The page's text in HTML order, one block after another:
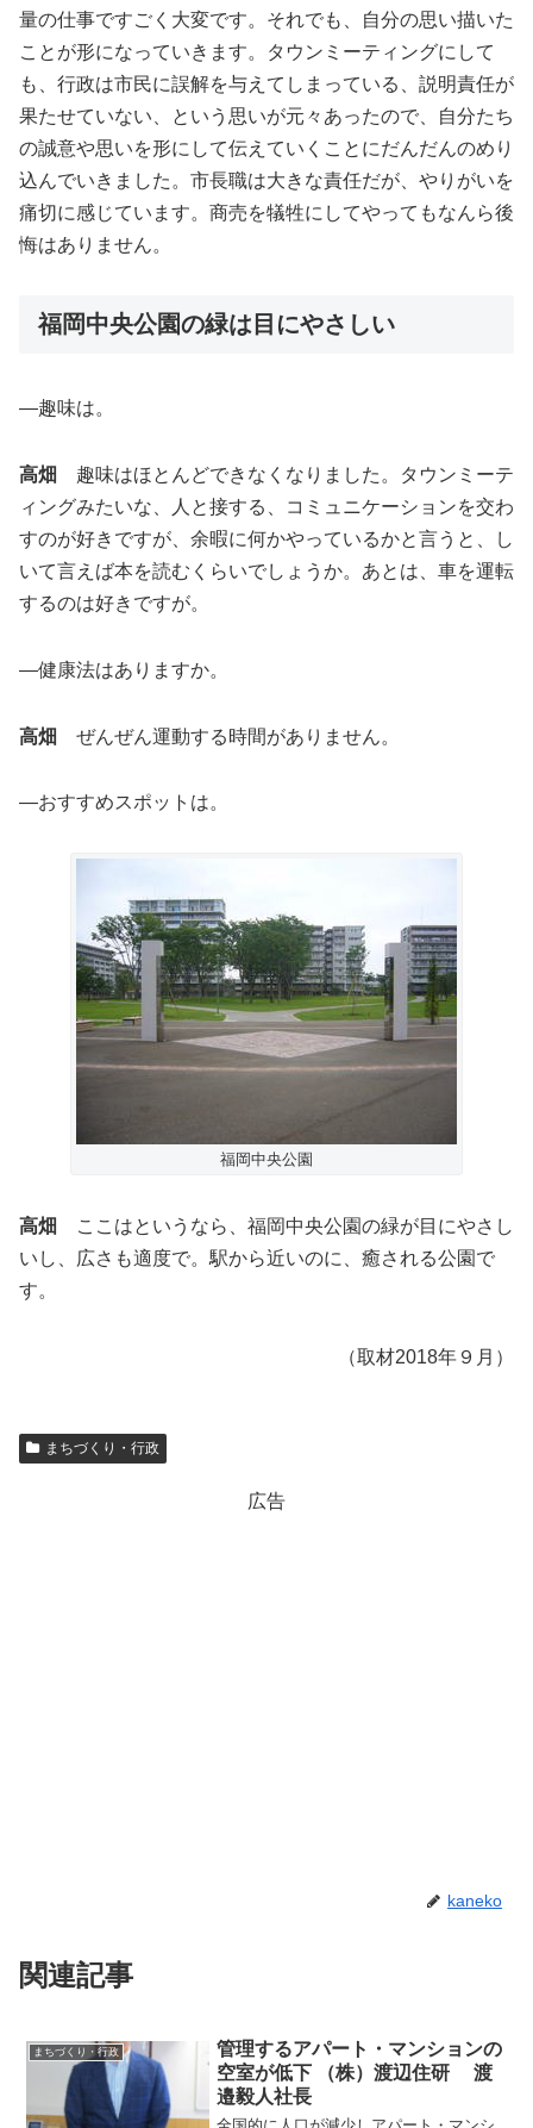
量の仕事ですごく大変です。それでも、自分の思い描いた
ことが形になっていきます。タウンミーティングにして
も、行政は市民に誤解を与えてしまっている、説明責任が
果たせていない、という思いが元々あったので、自分たち
の誠意や思いを形にして伝えていくことにだんだんのめり
込んでいきました。市長職は大きな責任だが、やりがいを
痛切に感じています。商売を犠牲にしてやってもなんら後
悔はありません。
福岡中央公園の緑は目にやさしい
―趣味は。
高畑
趣味はほとんどできなくなりました。タウンミーテ
ィングみたいな、人と接する、コミュニケーションを交わ
すのが好きですが、余暇に何かやっているかと言うと、し
いて言えば本を読むくらいでしょうか。あとは、車を運転
するのは好きですが。
―健康法はありますか。
高畑 ぜんぜん運動する時間がありません。
―おすすめスポットは。
福岡中央公園
高畑
ここはというなら、福岡中央公園の緑が目にやさし
いし、広さも適度で。駅から近いのに、癒される公園で
す。
（取材2018年９月）
まちづくり・行政
広告
kaneko
関連記事
まちづくり・行政
管理するアパート・マンションの
空室が低下 （株）渡辺住研 渡
邉毅人社長